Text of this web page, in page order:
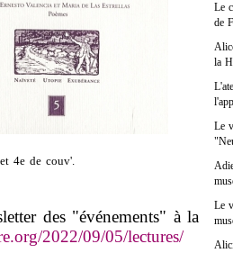
Le
de
la
Le
Le
4e de couv'.
des "événements" à la
2022/09/05/lectures/